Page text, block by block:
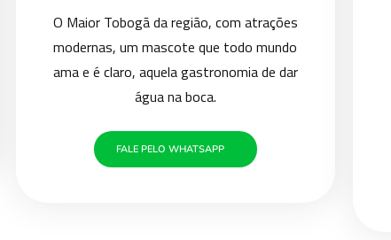
O Maior Tobogã da região, com atrações
modernas, um mascote que todo mundo
ama e é claro, aquela gastronomia de dar
água na boca.
FALE PELO WHATSAPP